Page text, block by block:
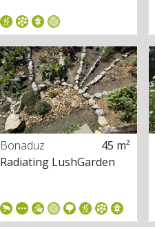
Bonaduz
45 m²
Radiating LushGarden